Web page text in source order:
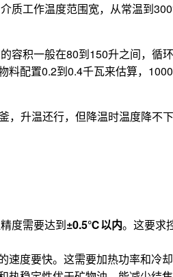
质工作温度范围宽，从常温到
容积一般在80到150升之间，循
配置0.2到0.4千瓦来估算，
升温还行，但降温时温度降不
度需要达到±0.5℃以内。这要求
度要快。这需要加热功率和冷